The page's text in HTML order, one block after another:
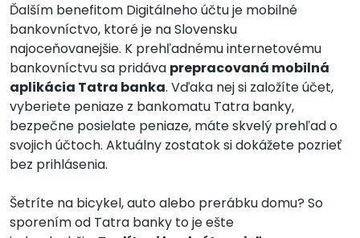
Ďalším benefitom Digitálneho účtu je mobilné
bankovníctvo, ktoré je na Slovensku
najoceňovanejšie. K prehľadnému internetovému
bankovníctvu sa pridáva prepracovaná mobilná
aplikácia Tatra banka. Vďaka nej si založíte účet,
vyberiete peniaze z bankomatu Tatra banky,
bezpečne posielate peniaze, máte skvelý prehľad o
svojich účtoch. Aktuálny zostatok si dokážete pozrieť
bez prihlásenia.
Šetríte na bicykel, auto alebo prerábku domu? So
sporením od Tatra banky to je ešte